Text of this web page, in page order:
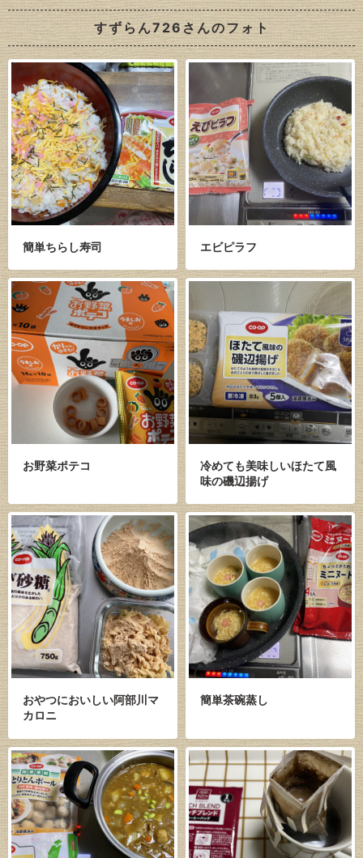
すずらん726さんのフォト
簡単ちらし寿司 エビピラフ
お野菜ポテコ
冷めても美味しいほたて風
味の磯辺揚げ
おやつにおいしい阿部川マ
カロニ
簡単茶碗蒸し